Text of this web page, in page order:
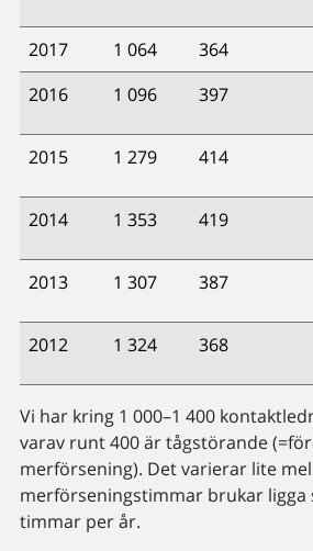
2017 1 064 364
2016
1 096 397
2015 1 279 414
2014 1 353 419
2013 1 307 387
2012 1 324 368
Vi har kring 1 000–1 400
varav runt 400 är tågstörande
merförsening). Det varierar lite
merförseningstimmar brukar ligga
timmar per år.